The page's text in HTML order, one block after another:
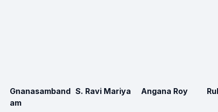
Gnanasamband
am
S. Ravi Mariya Angana Roy